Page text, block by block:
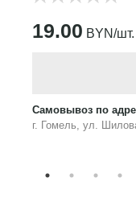
19.00 BYN/шт.
Самовывоз по
г. Гомель, ул.